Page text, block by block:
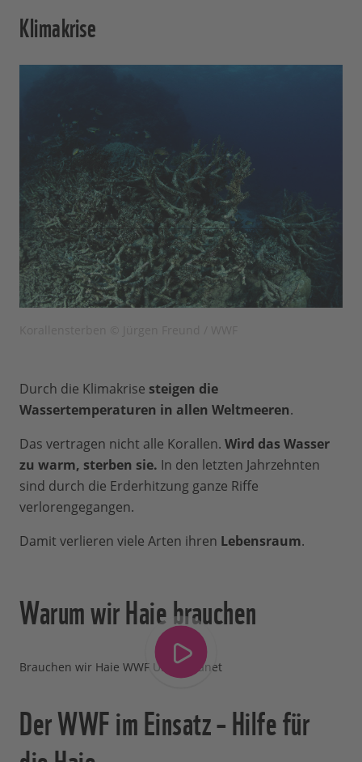
Klimakrise
Durch die Klimakrise steigen die
Wassertemperaturen in allen Weltmeeren.
Das vertragen nicht alle Korallen. Wird das Wasser
zu warm, sterben sie. In den letzten Jahrzehnten
sind durch die Erderhitzung ganze Riffe
verlorengegangen.
Damit verlieren viele Arten ihren Lebensraum.
Warum wir Haie brauchen
Brauchen wir Haie WWF Unser Planet
Der WWF im Einsatz – Hilfe für